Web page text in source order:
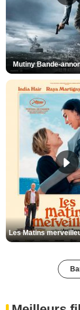
Mutiny Bande-